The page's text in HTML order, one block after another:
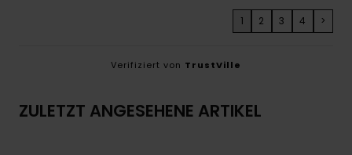
1 2 3 4 >
Verifiziert von TrustVille
ZULETZT ANGESEHENE ARTIKEL